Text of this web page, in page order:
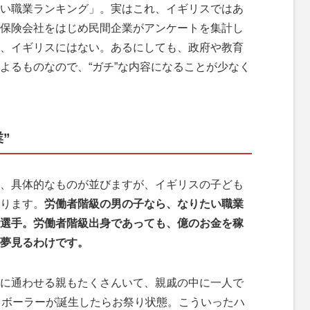
業ランキング」。実はこれ、イギリスではあ
険会社をはじめ民間企業がアンケートを集計し
イギリスにはない。あるにしても、政府や教育
るものなので、“ガチ”な内容になることが少なく
体的なものが並びますが、イギリスの子ども
ます。 労働者階級の男の子なら、なりたい職業
手。労働者階級出身であっても、億のお金を稼
見るわけです。
わせる親もたくさんいて、親戚の中に一人で
ーラーが誕生したらお祭り状態。こういったハ